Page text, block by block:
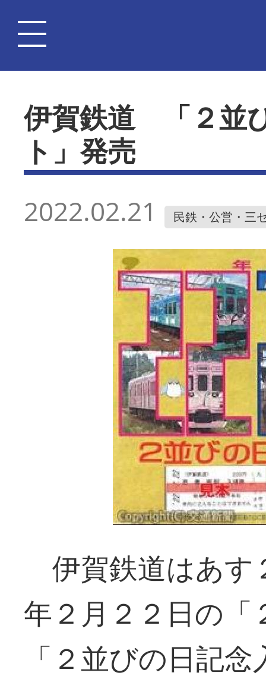
伊賀鉄道 「２並
ト」発売
2022.02.21 民鉄・公営・三
伊賀鉄道はあす
年２月２２日の「
「２並びの日記